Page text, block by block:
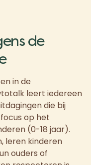
de
in de
leert iedereen
die bij
op het
(0-18 jaar).
leren kinderen
ouders of